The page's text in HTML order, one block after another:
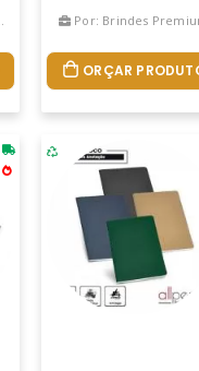
Por: Brindes
ORÇAR